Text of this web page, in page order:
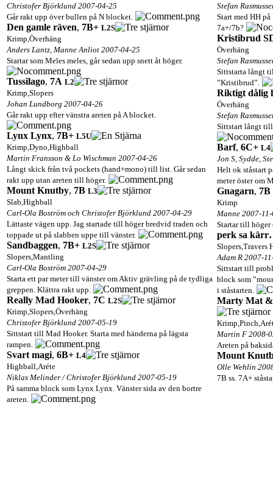
Christofer Björklund 2007-04-25
Går rakt upp över bullen på N blocket.
Den gamle räven, 7B+ L2S
Krimp,Överhäng
Anders Lantz, Manne Anliot 2007-04-25
Startar som Meles meles, går sedan upp snett åt höger.
Tussilago, 7A L2
Krimp,Slopers
Johan Lundborg 2007-04-26
Går rakt upp efter vänstra areten på A blocket.
Lynx Lynx, 7B+ L5U
Krimp,Dyno,Highball
Martin Fransson & Lo Wischman 2007-04-26
Långt skick från två pockets (hand+mono) till list. Går sedan
rakt upp utan areten till höger.
Mount Knutby, 7B L3
Slab,Highball
Carl-Ola Boström och Christofer Björklund 2007-04-29
Lättaste vägen upp. Jag startade till höger bredvid traden och
toppade ut på slabben uppe till vänster.
Sandbaggen, 7B+ L2S
Slopers,Mantling
Carl-Ola Boström 2007-04-29
Starta ett par meter till vänster om Aktiv grävling på de tydliga
greppen. Klättra rakt upp.
Really Mad Hooker, 7C L2S
Krimp,Slopers,Överhäng
Christofer Björklund 2007-05-19
Sittstart till Mad Hooker. Starta med händerna på lägsta
rampen.
Svart magi, 6B+ L4
Highball,Aréte
Niklas Melinder / Christofer Björklund 2007-05-19
På samma block som Lynx Lynx. Vänster sida av den bortre
areten.
Stefan
Start med HH på
7a+/7b?
Kristibrud
Överhäng
Stefan
Sittstarta långt
”Kristibrud”.
Riktigt dålig
Överhäng
Stefan
Sittstart långt till
Barf, 6C+ L4
Jon S, Sydde,
Helt ok ståstart
meter öster om
Gnagarn, 7B
Krimp
Manne 2007-
Startar till höger
perk sa
Slopers,Travers
Adam R 2007-
Sittstart till
block som
i ståstarten.
Marty Mat
Martin F 2008-
Areten på
Mount
Olle Wehlin
7B ss. 7A+